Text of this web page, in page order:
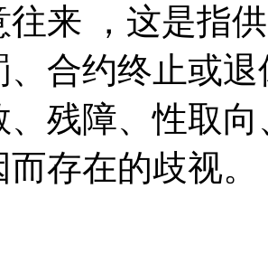
往来 ，这是指
、合约终止或
、残障、性取
存在的歧视。